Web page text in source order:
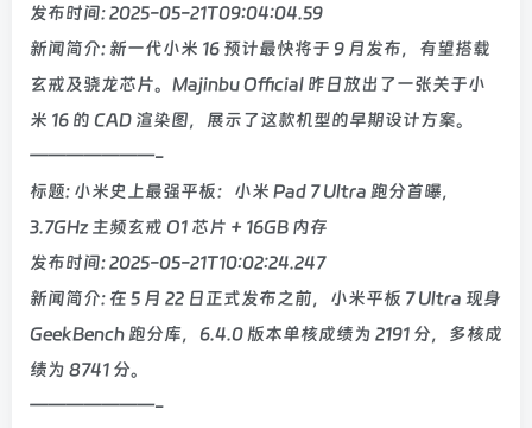
发布时间: 2025-05-21T09:04:04.59
新闻简介: 新一代小米 16 预计最快将于 9 月发布，有望搭载
玄戒及骁龙芯片。Majinbu Official 昨日放出了一张关于小
米 16 的 CAD 渲染图，展示了这款机型的早期设计方案。
———————-
标题: 小米史上最强平板：小米 Pad 7 Ultra 跑分首曝，
3.7GHz 主频玄戒 O1 芯片 + 16GB 内存
发布时间: 2025-05-21T10:02:24.247
新闻简介: 在 5 月 22 日正式发布之前，小米平板 7 Ultra 现身
GeekBench 跑分库，6.4.0 版本单核成绩为 2191 分，多核成
绩为 8741 分。
———————-